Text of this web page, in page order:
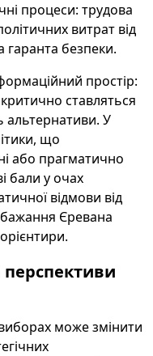
процеси: трудова
витрат від
гаранта безпеки.
простір:
ставляться
альтернативи. У
що
або прагматично
бали у очах
відмови від
бажання Єревана
перспективи
може змінити